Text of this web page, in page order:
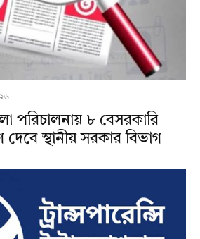
পরিচালনায় ৮ বেসরকারি
স্থানীয় সরকার বিভাগ